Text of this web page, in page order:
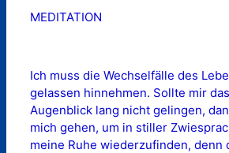
MEDITATION
Ich muss die Wechselfälle des
gelassen hinnehmen. Sollte mir
Augenblick lang nicht gelingen,
mich gehen, um in stiller
meine Ruhe wiederzufinden, denn